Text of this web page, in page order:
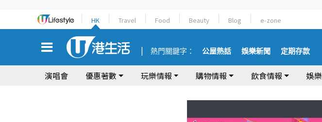
HK Travel Food Beauty Blog e-zone
熱門關鍵字： 公屋熱話 娛樂新聞 定期存款
演唱會 優惠著數 玩樂情報 購物情報 飲食情報 娛樂